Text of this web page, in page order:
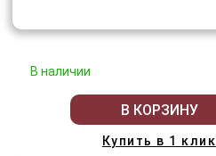
В наличии
В КОРЗИНУ
Купить в 1 клик